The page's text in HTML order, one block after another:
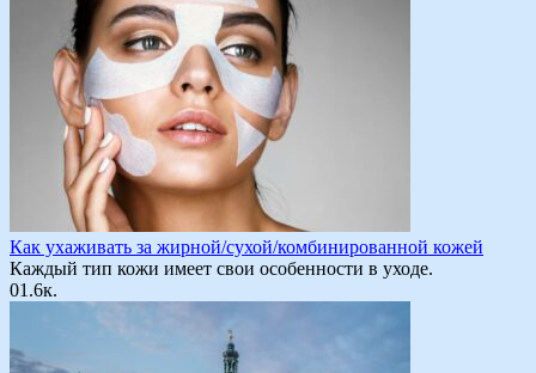
Как ухаживать за жирной/сухой/комбинированной кожей
Каждый тип кожи имеет свои особенности в уходе.
01.6к.